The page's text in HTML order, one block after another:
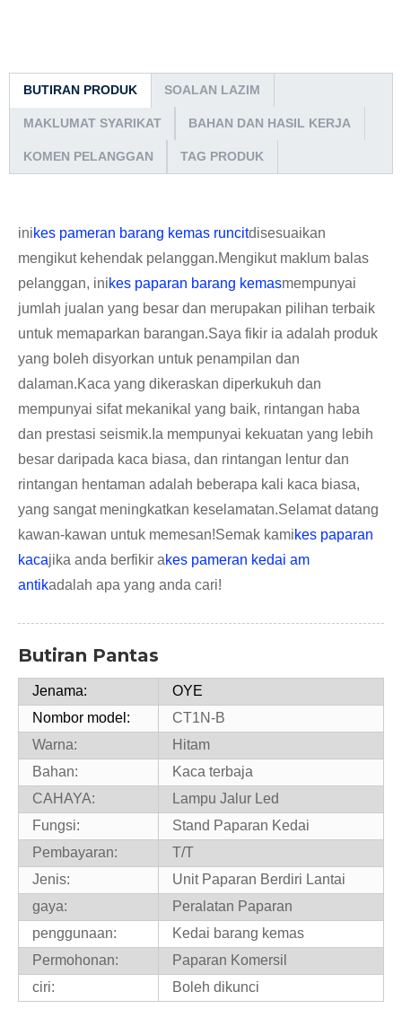
BUTIRAN PRODUK SOALAN LAZIM
MAKLUMAT SYARIKAT BAHAN DAN HASIL KERJA
KOMEN PELANGGAN TAG PRODUK
inikes pameran barang kemas runcitdisesuaikan
mengikut kehendak pelanggan.Mengikut maklum balas
pelanggan, inikes paparan barang kemasmempunyai
jumlah jualan yang besar dan merupakan pilihan terbaik
untuk memaparkan barangan.Saya fikir ia adalah produk
yang boleh disyorkan untuk penampilan dan
dalaman.Kaca yang dikeraskan diperkukuh dan
mempunyai sifat mekanikal yang baik, rintangan haba
dan prestasi seismik.Ia mempunyai kekuatan yang lebih
besar daripada kaca biasa, dan rintangan lentur dan
rintangan hentaman adalah beberapa kali kaca biasa,
yang sangat meningkatkan keselamatan.Selamat datang
kawan-kawan untuk memesan!Semak kamikes paparan
kacajika anda berfikir akes pameran kedai am
antikadalah apa yang anda cari!
Butiran Pantas
Jenama:
OYE
Nombor model:
CT1N-B
Warna:
Hitam
Bahan:
Kaca terbaja
CAHAYA:
Lampu Jalur Led
Fungsi:
Stand Paparan Kedai
Pembayaran:
T/T
Jenis:
Unit Paparan Berdiri Lantai
gaya:
Peralatan Paparan
penggunaan:
Kedai barang kemas
Permohonan:
Paparan Komersil
ciri:
Boleh dikunci